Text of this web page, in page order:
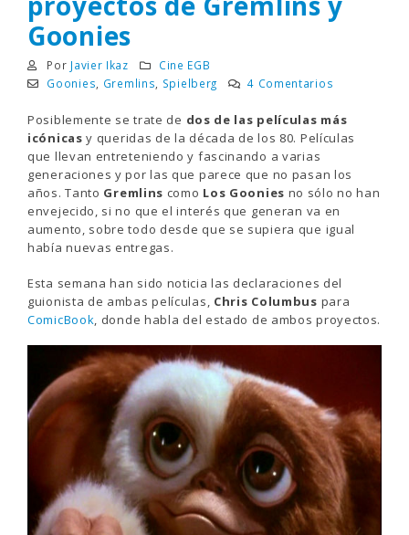
Goonies
Por Javier Ikaz
Cine EGB
Goonies
Gremlins Spielberg 4 Comentarios
Posiblemente se trate de dos de las películas más
icónicas y queridas de la década de los 80. Películas
que llevan entreteniendo y fascinando a varias
generaciones y por las que parece que no pasan los
años. Tanto Gremlins como Los Goonies no sólo no han
envejecido, si no que el interés que generan va en
aumento, sobre todo desde que se supiera que igual
había nuevas entregas.
Esta semana han sido noticia las declaraciones del
guionista de ambas películas, Chris Columbus para
ComicBook , donde habla del estado de ambos proyectos.